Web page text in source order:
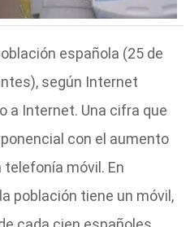
española (25 de
según Internet
a Internet. Una cifra que
con el aumento
móvil. En
población tiene un móvil,